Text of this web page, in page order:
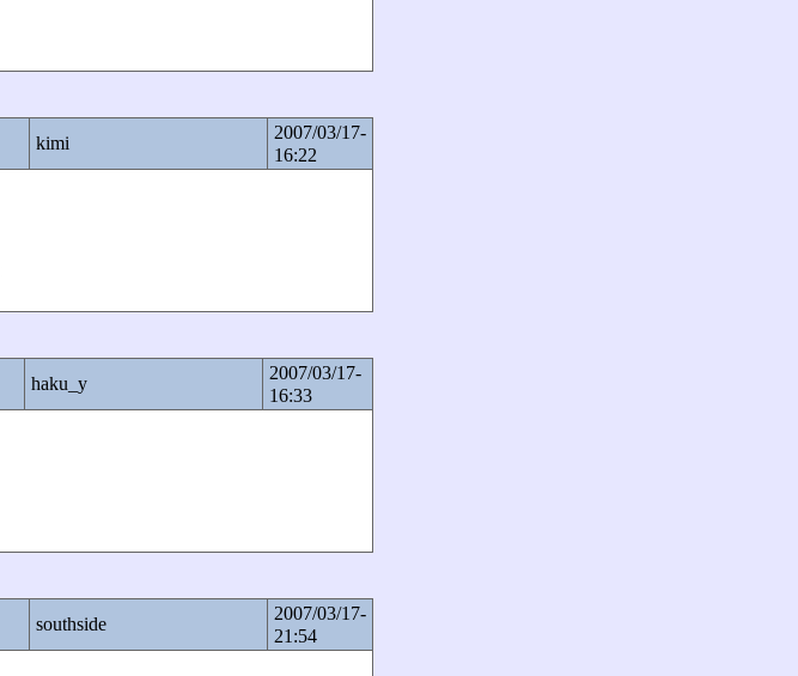
kimi
2007/03/17-
16:22
haku_y
2007/03/17-
16:33
southside
2007/03/17-
21:54